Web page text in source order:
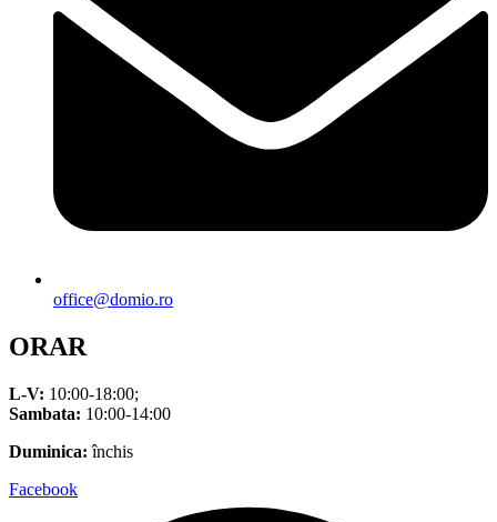
office@domio.ro
ORAR
L-V: 10:00-18:00;
Sambata: 10:00-14:00
Duminica: închis
Facebook